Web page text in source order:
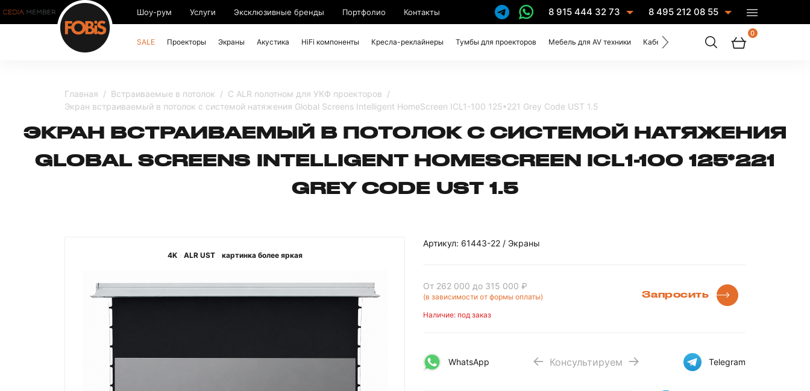
Шоу-рум Услуги Эксклюзивные бренды Портфолио Контакты 8 915 444 32 73 8 495 212 08 55
SALE Проекторы Экраны Акустика HiFi компоненты Кресла-реклайнеры Тумбы для проекторов Мебель для AV техники Кабели Услуги
0
Главная Встраиваемые в потолок
С ALR полотном для УКФ проекторов
Экран встраиваемый в потолок с системой натяжения Global Screens Intelligent HomeScreen ICL1-100 125*221 Grey Code UST 1.5
ЭКРАН ВСТРАИВАЕМЫЙ В ПОТОЛОК С СИСТЕМОЙ НАТЯЖЕНИЯ
GLOBAL SCREENS INTELLIGENT HOMESCREEN ICL1-100 125*221
GREY CODE UST 1.5
4K ALR UST картинка более яркая
Артикул: 61443-22 / Экраны
От 262 000 до 315 000 ₽
(в зависимости от формы оплаты)
Наличие: под заказ
Запросить
WhatsApp Консультируем Telegram